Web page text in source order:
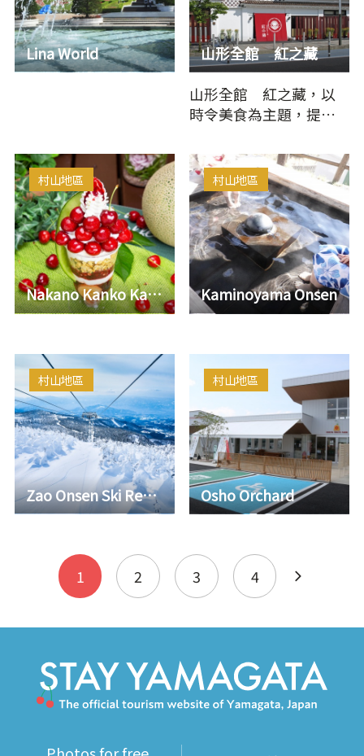
Lina World 山形全館 紅之藏
山形全館 紅之藏，以
時令美食為主題，提供
地區特產，以傳統蔬菜
為首，直…
Nakano Kanko Kajuen
村山地區
Kaminoyama Onsen
村山地區
Zao Onsen Ski Resort ／ Zao Onsen Snow Resort
村山地區
Osho Orchard
村山地區
1 2 3 4